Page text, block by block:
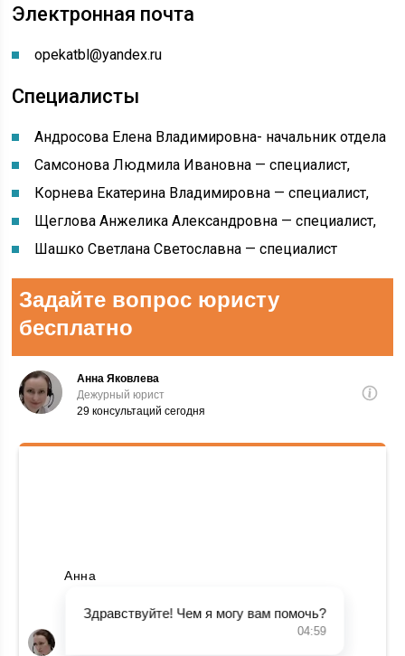
Электронная почта
opekatbl@yandex.ru
Специалисты
Андросова Елена Владимировна- начальник отдела
Самсонова Людмила Ивановна — специалист,
Корнева Екатерина Владимировна — специалист,
Щеглова Анжелика Александровна — специалист,
Шашко Светлана Светославна — специалист